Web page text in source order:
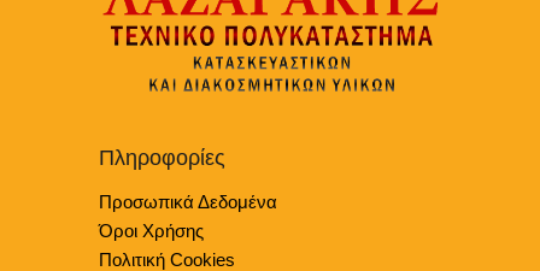
Πληροφορίες
Προσωπικά Δεδομένα
Όροι Χρήσης
Πολιτική Cookies